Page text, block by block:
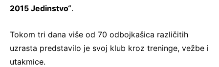
2015 Jedinstvo“.
Tokom tri dana više od 70 odbojkašica različitih
uzrasta predstavilo je svoj klub kroz treninge, vežbe i
utakmice.